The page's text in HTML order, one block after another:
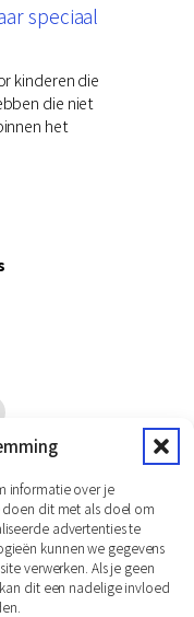
informatie over je
dit met als doel om
advertenties te
kunnen we gegevens
verwerken. Als je geen
dit een nadelige invloed
speciaal
kinderen die
die niet
het